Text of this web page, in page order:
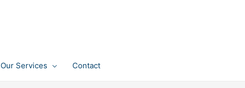
Our Services Contact